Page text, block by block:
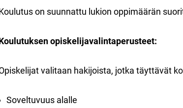
on suunnattu lukion oppimäärän
opiskelijavalintaperusteet:
valitaan hakijoista, jotka täyttävät
Soveltuvuus alalle